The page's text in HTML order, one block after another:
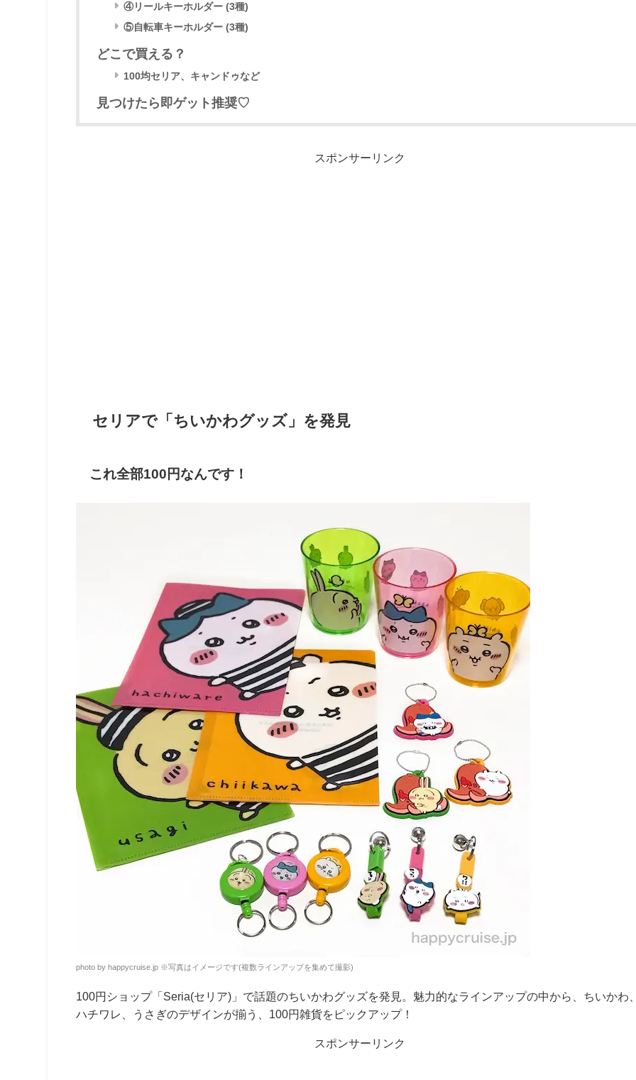
④リールキーホルダー (3種)
⑤自転車キーホルダー (3種)
どこで買える？
100均セリア、キャンドゥなど
見つけたら即ゲット推奨♡
スポンサーリンク
セリアで「ちいかわグッズ」を発見
これ全部100円なんです！
photo by happycruise.jp ※写真はイメージです(複数ラインアップを集めて撮影)
100円ショップ「Seria(セリア)」 で話題のちいかわグッズを発見。魅力的なラインアップの中から、ちいかわ、
ハチワレ、うさぎのデザインが揃う、100円雑貨をピックアップ！
スポンサーリンク